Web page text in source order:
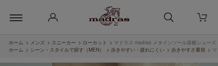
ホーム > メンズ > スニーカー > ローカット > マドラス madras メタインソール搭載シュー
ホーム > シーン・スタイルで探す（MEN） > 歩きやすい・疲れにくい > 歩きやすさ重視 >